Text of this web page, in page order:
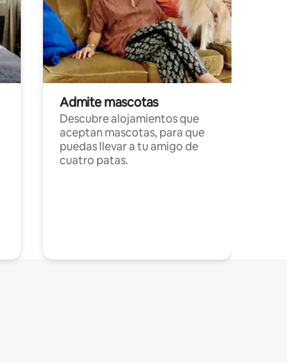
Admite mascotas
Descubre alojamientos que
aceptan mascotas, para que
puedas llevar a tu amigo de
cuatro patas.